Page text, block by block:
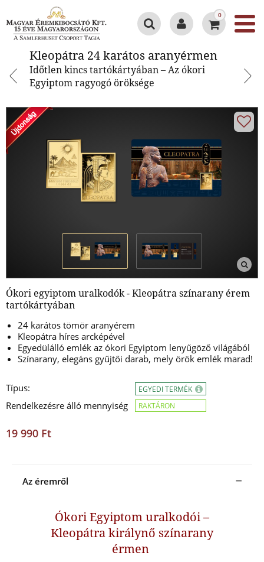
0
Kleopátra 24 karátos aranyérmen
Időtlen kincs tartókártyában – Az ókori
Egyiptom ragyogó öröksége
Ókori egyiptom uralkodók - Kleopátra színarany érem
tartókártyában
24 karátos tömör aranyérem
Kleopátra híres arcképével
Egyedülálló emlék az ókori Egyiptom lenyűgöző világából
Színarany, elegáns gyűjtői darab, mely örök emlék marad!
Típus:
Rendelkezésre álló mennyiség
EGYEDI TERMÉK
RAKTÁRON
19 990 Ft
Az éremről
Ókori Egyiptom uralkodói –
Kleopátra királynő színarany
érmen
Kleopátra 24 karátos aranyérmen